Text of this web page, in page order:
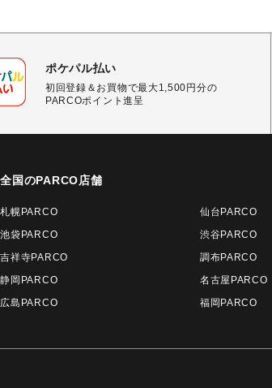
ポケパル払い
初回登録＆お買物で最大1,500円分の
PARCOポイント進呈
全国のPARCO店舗
札幌PARCO 仙台PARCO
池袋PARCO
渋谷PARCO
吉祥寺PARCO
調布PARCO
静岡PARCO
名古屋PARCO
広島PARCO
福岡PARCO